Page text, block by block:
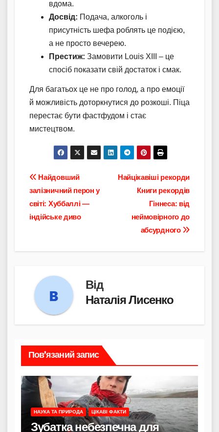
вдома.
Досвід: Подача, алкоголь і
присутність шефа роблять це подією,
а не просто вечерею.
Престиж: Замовити Louis XIII – це
спосіб показати свій достаток і смак.
Для багатьох це не про голод, а про емоції
й можливість доторкнутися до розкоші. Піца
перестає бути фастфудом і стає
мистецтвом.
Навігація
записів
Найцікавіші рекорди
Книги рекордів
Гіннеса: від
неймовірного до
абсурдного
Найдовший
залізничний перон у
світі: Хуббаллі —
індійське диво
Від
Наталія Лисенко
Пов’язаний запис
НАУКА ТА ПРИРОДА ЦІКАВІ ФАКТИ
Зубатка небезпечна для